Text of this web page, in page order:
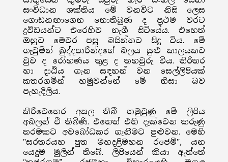
සංවිධාන ශක්තිය මේ වනවිට නිසි ලෙස
ගොඩනඟාගෙන නොතිබුණ ද ප්‍රථම වරට
ද්‍රවිඩයන්ට එරෙහිව නැගී සිටියේය. එහෙත්
ඔහුට මෙවර පසු බසින්නට සිදු විය. මේ
ගැටුමින් ඛුද්දපාරින්දගේ බලය සුළු කාලයකට
වුව ද රෝහණය තුළ ද තහවුරු විය. තිරිතර
හා දාඨිය ගැන සඳහන් වන සෙල්ලිපියක්
කතරගමින් හමුවන්නේ මේ නිසා බව
පැහැදිලිය.
කිරිවෙහෙර අසල තිබී හමුවුණු මේ ලිපිය
අබලන් වී තිබිණි. එහෙත් එහි දැක්වෙන කරුණු
තරමකට අවබෝධකර ගැනීමට පුළුවන. මෙහි
"සරතරයහ පුත මහදළිමහන රජෙමි", යන
යෙදුම මුලින් තිබේ. ලිපියෙන් කියා ඇත්තේ